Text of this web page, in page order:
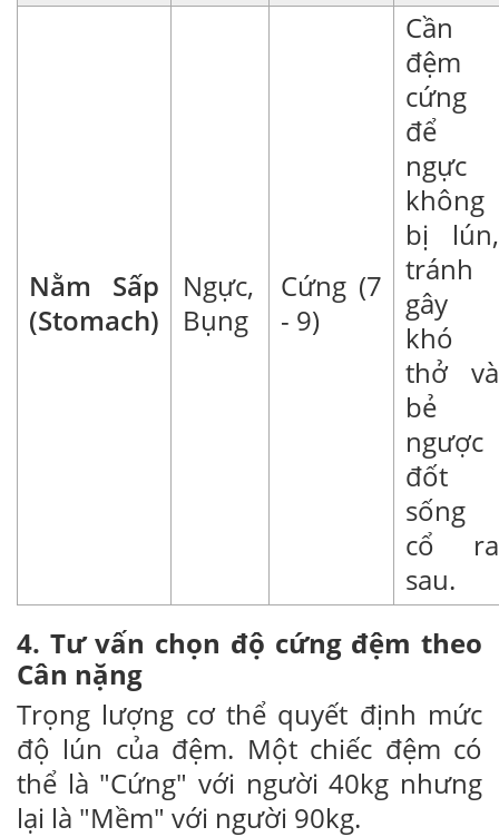
Nằm Sấp
(Stomach)
Ngực,
Bụng
Cứng (7
- 9)
Cần
đệm
cứng
để
ngực
không
bị lún,
tránh
gây
khó
thở và
bẻ
ngược
đốt
sống
cổ ra
sau.
4. Tư vấn chọn độ cứng đệm theo
Cân nặng
Trọng lượng cơ thể quyết định mức
độ lún của đệm. Một chiếc đệm có
thể là "Cứng" với người 40kg nhưng
lại là "Mềm" với người 90kg.